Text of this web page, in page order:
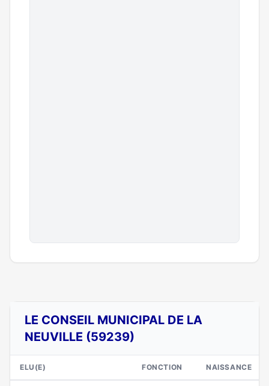
LE CONSEIL MUNICIPAL DE LA
NEUVILLE (59239)
ELU(E) FONCTION NAISSANCE